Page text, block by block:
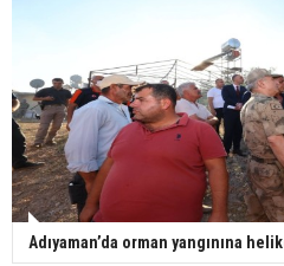
Adıyaman’da orman yangınına